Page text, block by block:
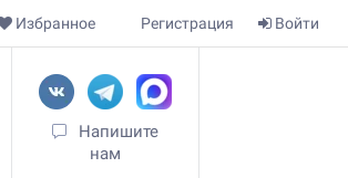
Войти
Регистрация
Избранное
Напишите
нам